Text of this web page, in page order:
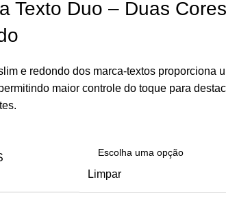
Texto Duo – Duas
e redondo dos marca-textos proporciona
maior controle do toque para
Limpar